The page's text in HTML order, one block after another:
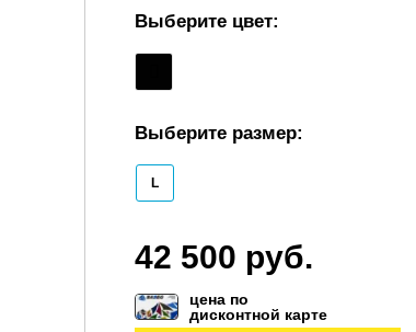
Выберите цвет:
Выберите размер:
L
42 500 руб.
цена по
дисконтной карте